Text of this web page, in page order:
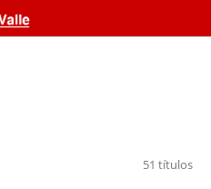
51 títulos